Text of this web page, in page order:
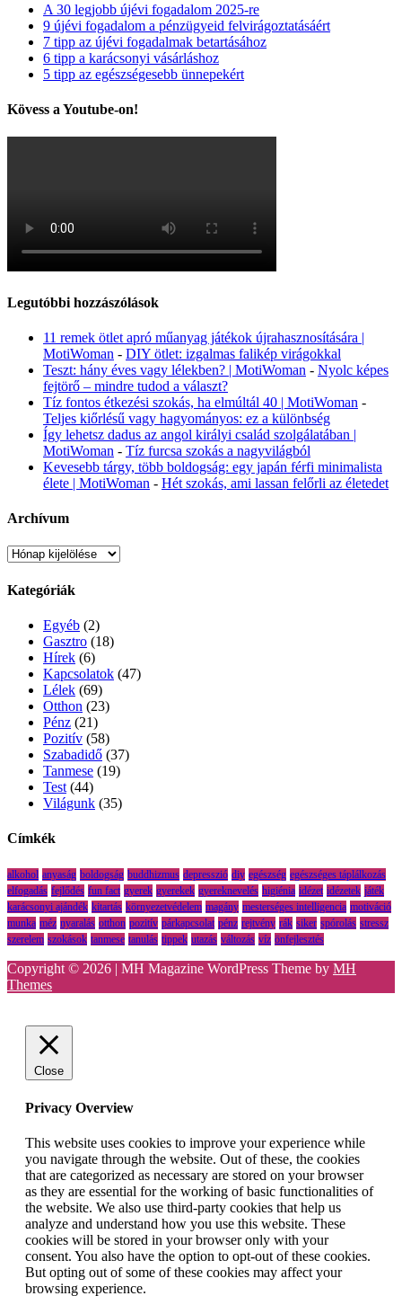
A 30 legjobb újévi fogadalom 2025-re
9 újévi fogadalom a pénzügyeid felvirágoztatásáért
7 tipp az újévi fogadalmak betartásához
6 tipp a karácsonyi vásárláshoz
5 tipp az egészségesebb ünnepekért
Kövess a Youtube-on!
Legutóbbi hozzászólások
11 remek ötlet apró műanyag játékok újrahasznosítására |
MotiWoman - DIY ötlet: izgalmas falikép virágokkal
Teszt: hány éves vagy lélekben? | MotiWoman - Nyolc képes
fejtörő – mindre tudod a választ?
Tíz fontos étkezési szokás, ha elmúltál 40 | MotiWoman -
Teljes kiőrlésű vagy hagyományos: ez a különbség
Így lehetsz dadus az angol királyi család szolgálatában |
MotiWoman - Tíz furcsa szokás a nagyvilágból
Kevesebb tárgy, több boldogság: egy japán férfi minimalista
élete | MotiWoman - Hét szokás, ami lassan felőrli az életedet
Archívum
Archívum
Kategóriák
Egyéb (2)
Gasztro (18)
Hírek (6)
Kapcsolatok (47)
Lélek (69)
Otthon (23)
Pénz (21)
Pozitív (58)
Szabadidő (37)
Tanmese (19)
Test (44)
Világunk (35)
Címkék
alkohol anyaság boldogság buddhizmus depresszió diy egészség egészséges táplálkozás
elfogadás fejlődés fun fact gyerek gyerekek gyereknevelés higiénia idézet idézetek játék
karácsonyi ajándék kitartás környezetvédelem magány mesterséges intelligencia motiváció
munka méz nyaralás otthon pozitív párkapcsolat pénz rejtvény rák siker spórolás stressz
szerelem szokások tanmese tanulás tippek utazás változás víz önfejlesztés
Copyright © 2026 | MH Magazine WordPress Theme by MH
Themes
Close
Privacy Overview
This website uses cookies to improve your experience while
you navigate through the website. Out of these, the cookies
that are categorized as necessary are stored on your browser
as they are essential for the working of basic functionalities of
the website. We also use third-party cookies that help us
analyze and understand how you use this website. These
cookies will be stored in your browser only with your
consent. You also have the option to opt-out of these cookies.
But opting out of some of these cookies may affect your
browsing experience.